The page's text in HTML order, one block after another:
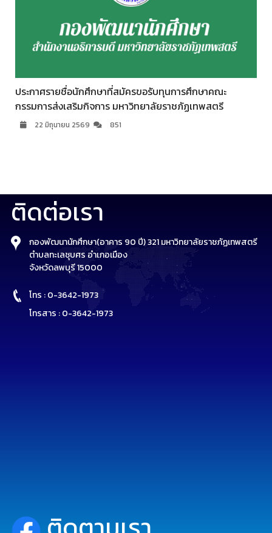
ประกาศรายชื่อนักศึกษาที่สมัครขอรับทุนการศึกษาคณะ
กรรมการส่งเสริมกิจการ มหาวิทยาลัยราชภัฏเทพสตรี
22 มิถุนายน 2569 851
ติดต่อเรา
กองพัฒนานักศึกษา(อาคาร 90 ปี) 321 มหาวิทยาลัยราชภัฏเทพสตรี
ตำบลทะเลชุบศร อำเภอเมือง
จังหวัดลพบุรี 15000
โทร : 0-3642-1973
โทรสาร : 0-3642-1973